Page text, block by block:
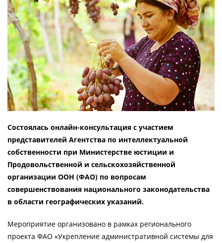
Состоялась онлайн-консультация с участием
представителей Агентства по интеллектуальной
собственности при Министерстве юстиции и
Продовольственной и сельскохозяйственной
организации ООН (ФАО) по вопросам
совершенствования национального законодательства
в области географических указаний.
Мероприятие организовано в рамках регионального
проекта ФАО «Укрепление административной системы для